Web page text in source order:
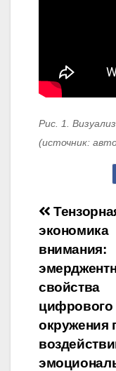
Рис. 1.
(источник:
по
экономика
внимания:
свойства
цифрового
окружения